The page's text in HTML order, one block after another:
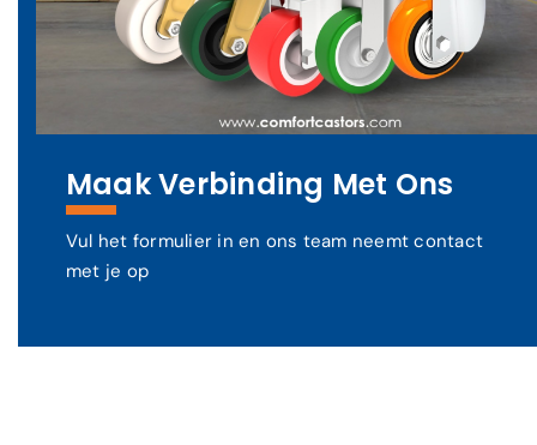
Maak Verbinding Met Ons
Vul het formulier in en ons team neemt contact
met je op